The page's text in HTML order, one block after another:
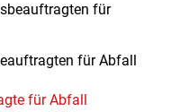
für
für Abfall
für Abfall